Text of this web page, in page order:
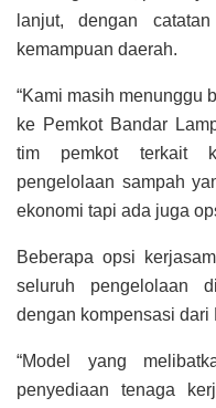
lanjut, dengan
kemampuan daerah.
“Kami masih menunggu
ke Pemkot Bandar
tim pemkot terkait
pengelolaan sampah
ekonomi tapi ada juga
Beberapa opsi
seluruh pengelolaan
dengan kompensasi dari
“Model yang
penyediaan tenaga